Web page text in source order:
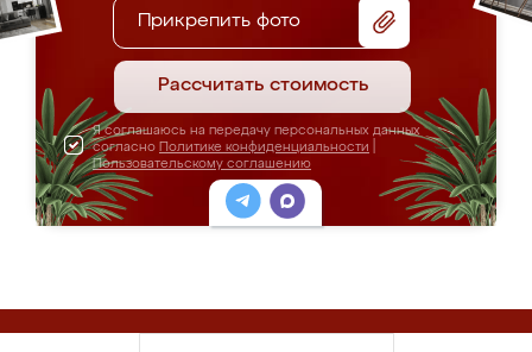
Прикрепить фото
Рассчитать стоимость
Я соглашаюсь на передачу персональных данных
согласно Политике конфиденциальности
Пользовательскому соглашению